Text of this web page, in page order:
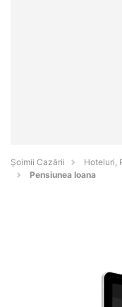
Șoimii Cazării
Hoteluri,
Pensiunea Ioana